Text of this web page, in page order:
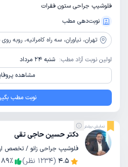
فلوشیپ جراحی ستون فقرات
نوبت‌دهی مطب
تهران، نیاوران، سه راه کامرانیه، روبه روی مرکز
اولین نوبت آزاد مطب: شنبه 24 مرداد
مشاهده
نوبت مطب
نمایش بیشتر
دکتر حسین حاجی تقی
فلوشیپ جراحی زانو / تخصص
4.5
(
1234 نظر) 89٪